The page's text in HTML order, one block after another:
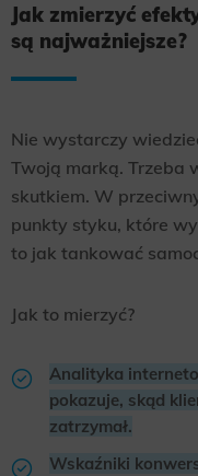
Jak zmierzyć
są najważniejsze?
Nie wystarczy
Twoją marką. Trzeba
skutkiem. W
punkty styku, które
to jak tankować
Jak to mierzyć?
Analityka
pokazuje, skąd
zatrzymał.
Wskaźniki